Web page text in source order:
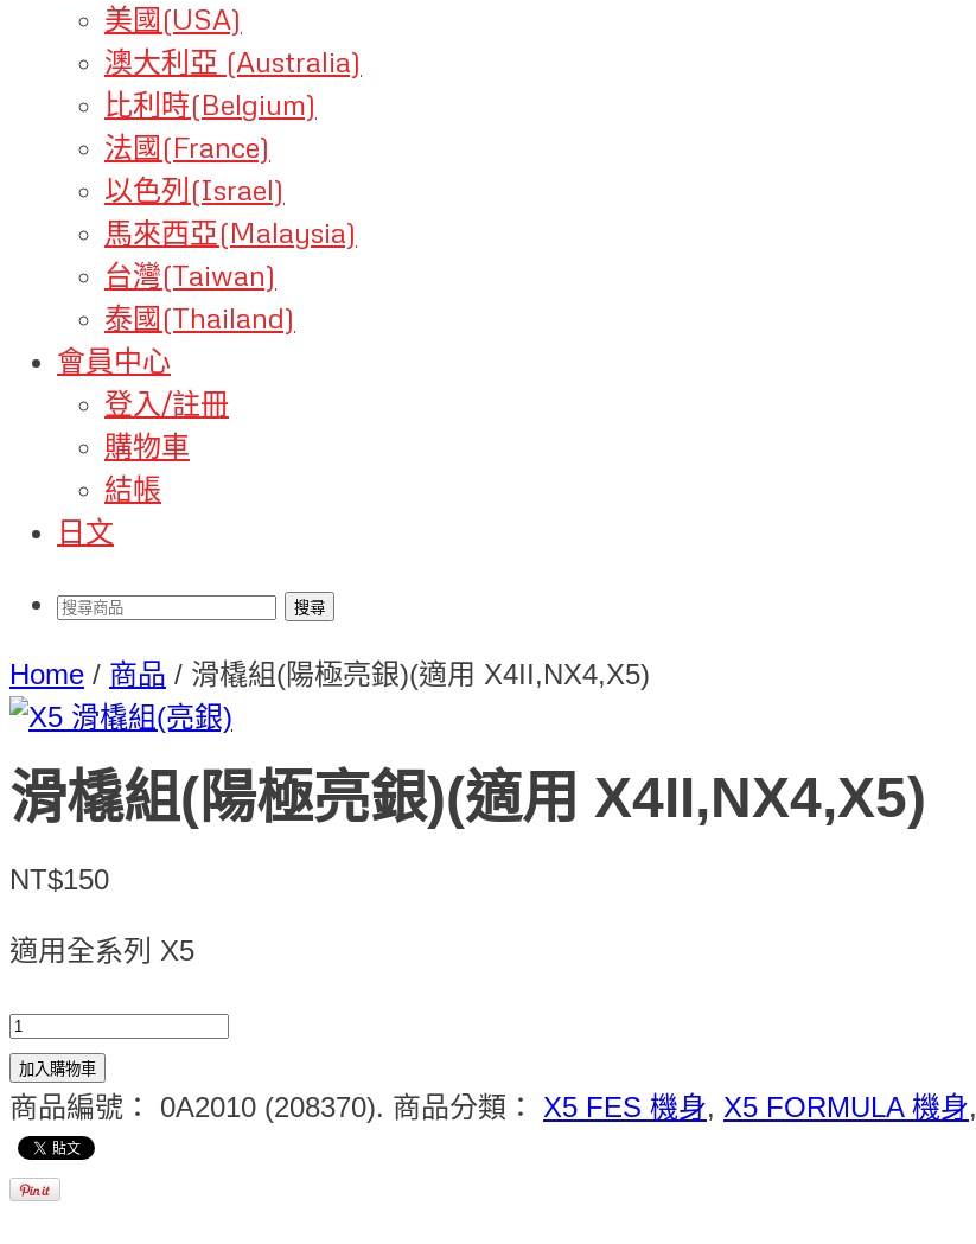
美國(USA)
澳大利亞 (Australia)
比利時(Belgium)
法國(France)
以色列(Israel)
馬來西亞(Malaysia)
台灣(Taiwan)
泰國(Thailand)
會員中心
登入/註冊
購物車
結帳
日文
Home / 商品 / 滑橇組(陽極亮銀)(適用 X4II,NX4,X5)
滑橇組(陽極亮銀)(適用 X4II,NX4,X5)
NT$150
適用全系列 X5
加入購物車
商品編號： 0A2010 (208370). 商品分類： X5 FES 機身, X5 FORMULA 機身,